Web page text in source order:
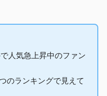
人気急上昇中のファン
のランキングで見えて